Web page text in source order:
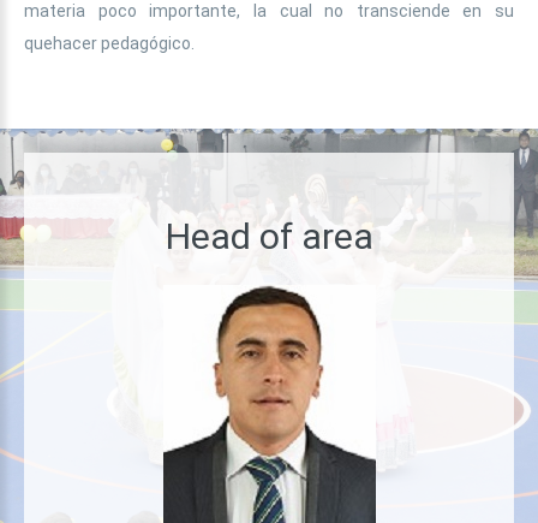
materia poco importante, la cual no transciende en su
quehacer pedagógico.
Head of area